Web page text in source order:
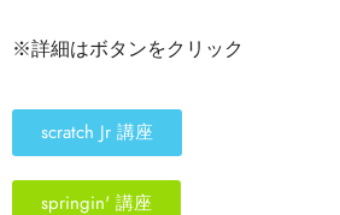
※詳細はボタンをクリック
scratch Jr 講座
springin' 講座